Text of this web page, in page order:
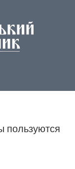
пользуются